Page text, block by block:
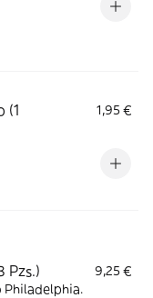
(1
1,95 €
Pzs.)
9,25 €
Philadelphia.